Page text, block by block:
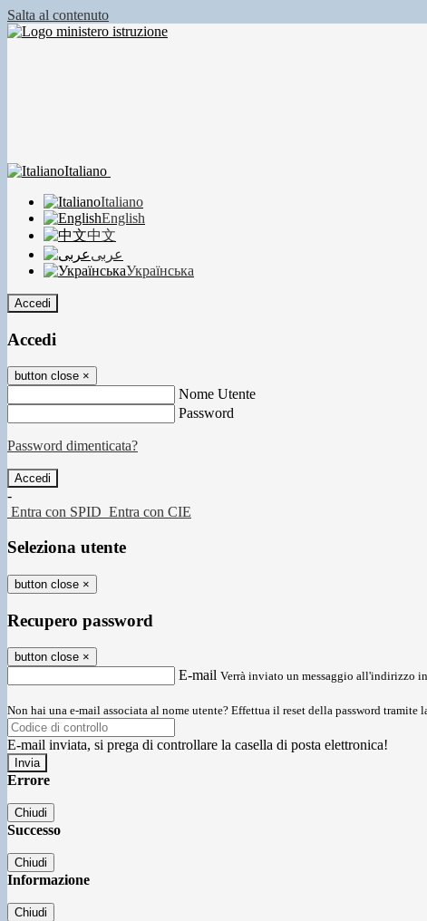
Salta al contenuto
Italiano
Italiano
English
中文
عربى
Українська
Accedi
Accedi
button close ×
Nome Utente
Password
Password dimenticata?
-
Entra con SPID Entra con CIE
Seleziona utente
button close ×
Recupero password
button close ×
E-mail Verrà inviato un messaggio all'indirizzo
Non hai una e-mail associata al nome utente? Effettua il reset della password tramite
E-mail inviata, si prega di controllare la casella di posta elettronica!
Errore
Chiudi
Successo
Chiudi
Informazione
Chiudi